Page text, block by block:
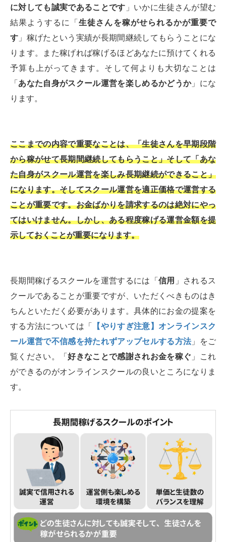
に対しても誠実であることです 」いかに生徒さんが望む
結果ようするに「生徒さんを稼がせられるかが重要で
す 」稼げたという実績が長期間継続してもらうことにな
ります。また稼げれば稼げるほどあなたに預けてくれる
予算も上がってきます。そして何よりも大切なことは
「 あなた自身がスクール運営を楽しめるかどうか」にな
ります。
ここまでの内容で重要なことは、「生徒さんを早期段階
から稼がせて長期間継続してもらうこと」そして「あな
た自身がスクール運営を楽しみ長期継続ができること」
になります。そしてスクール運営を適正価格で運営する
ことが重要です。お金ばかりを請求するのは絶対にやっ
てはいけません。しかし、ある程度稼げる運営金額を提
示しておくことが重要になります。
長期間稼げるスクールを運営するには「 信用 」されるス
クールであることが重要ですが、いただくべきものはき
ちんといただく必要があります。具体的にお金の提案を
する方法については「
【やりすぎ注意】オンラインスク
ール運営で不信感を持たれずアップセルする方法」をご
覧ください。「好きなことで感謝されお金を稼ぐ 」これ
ができるのがオンラインスクールの良いところになりま
す。